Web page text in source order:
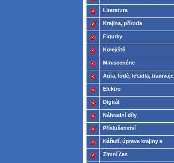
Literatura
Krajina, příroda
Figurky
Kolejiště
Miniscenérie
Auta, lodě, letadla, tramvaje
Elektro
Digitál
Náhradní díly
Příslušenství
Nářadí, úprava krajiny a
modelů
Zimní čas